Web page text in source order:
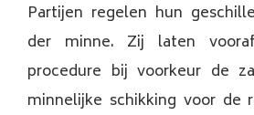
Partijen regelen hun
der minne. Zij laten
procedure bij voorkeur de
minnelijke schikking voor de